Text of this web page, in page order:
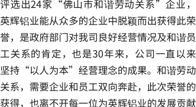
评选出24家“佛山市和谐劳动关系”企业，
英辉铝业能从众多的企业中脱颖而出获得此荣
誉，是政府部门对我司良好经营情况及和谐员
工关系的肯定，也是30年来，公司一直以来
坚持“以人为本”经营理念的成果。和谐劳动
关系，需要企业和员工双向奔赴，此次荣誉的
获得，也离不开每一位为英辉铝业的发展贡献